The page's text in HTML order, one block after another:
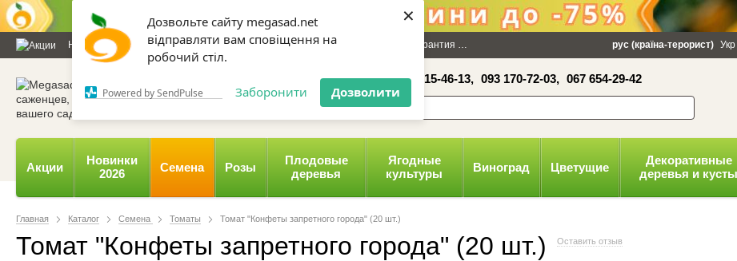
Дозвольте сайту megasad.net
відправляти вам сповіщення на
робочий стіл.
Powered by SendPulse Заборонити Дозволити
×
Новости и статьи Каталог Контакты Отзывы Дарим 100 грн Гарантия Оплата и доставка Политика
рус (країна-терорист) Укр
067 654-16-41, 050 515-46-13, 093 170-72-03, 067 654-29-42
Акции
Новинки
2026
Семена Розы
Плодовые
деревья
Ягодные
культуры
Виноград Цветущие
Декоративные
деревья и кусты
Главная Каталог Семена Томаты Томат "Конфеты запретного города" (20 шт.)
Томат "Конфеты запретного города" (20 шт.) Оставить отзыв